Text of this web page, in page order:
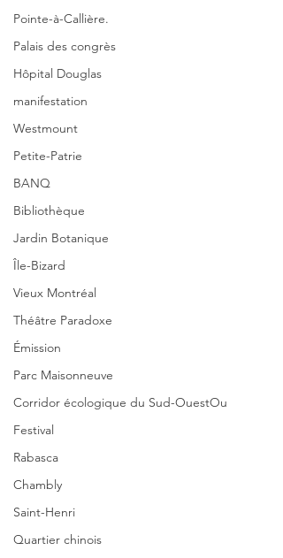
Pointe-à-Callière.
Palais des congrès
Hôpital Douglas
manifestation
Westmount
Petite-Patrie
BANQ
Bibliothèque
Jardin Botanique
Île-Bizard
Vieux Montréal
Théâtre Paradoxe
Émission
Parc Maisonneuve
Corridor écologique du Sud-OuestOu
Festival
Rabasca
Chambly
Saint-Henri
Quartier chinois